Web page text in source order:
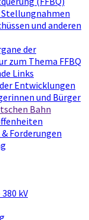
Stellungnahmen
und anderen
der
zum Thema FFBQ
Links
Entwicklungen
und Bürger
Bahn
Forderungen
kV